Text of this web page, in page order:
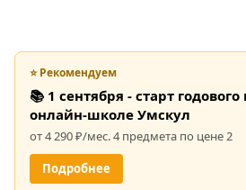
⭐ Рекомендуем
📚 1 сентября - старт
онлайн-школе Умскул
от 4 290 ₽/мес. 4 предмета по цене 2
Подробнее